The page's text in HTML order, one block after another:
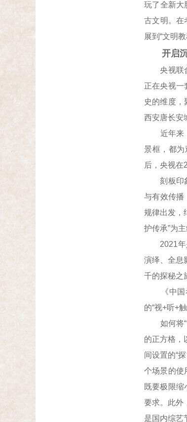
玩了全新大
古文明。在
展到“文明
开启沉
央视联合
正在央视一
史的维度
西安唐长安
近年来，
景框，都为
后，央视在
刻板印象
与有效传播
规律出发，
护传承”为
2021年是
演绎、全息
千的探秘之
《中国考
的“视+听+
如何将“
的正方格，
间设置的“
个场景的使
既要极限缩
要求。此外
是国内综艺